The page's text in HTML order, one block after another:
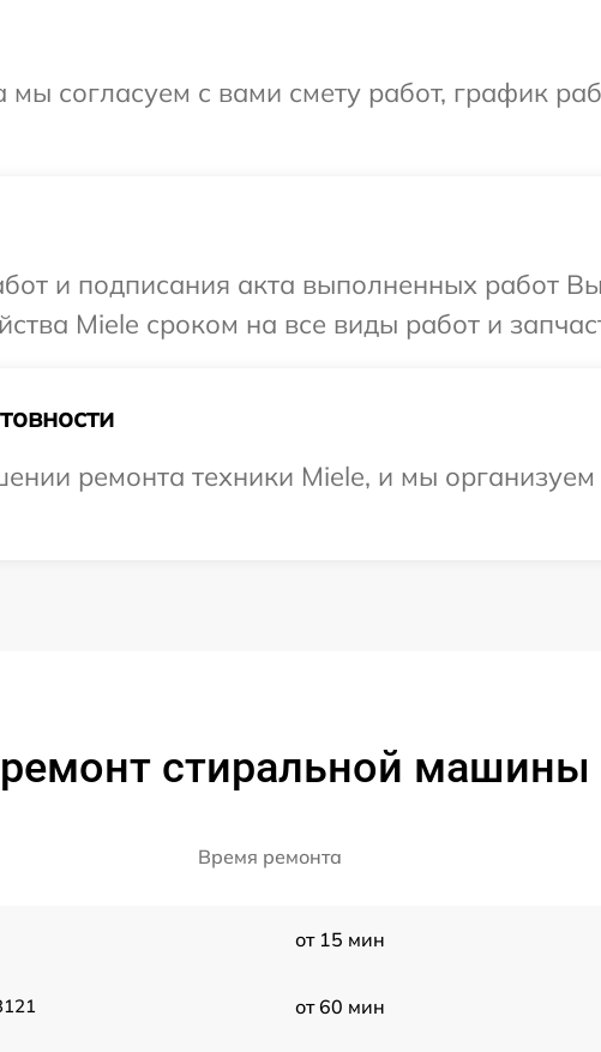
мы согласуем с вами смету работ, график
и подписания акта выполненных работ
Miele сроком на все виды работ и
ремонта техники Miele, и мы организуем
стиральной машины
Время ремонта
от 15 мин
от 60 мин